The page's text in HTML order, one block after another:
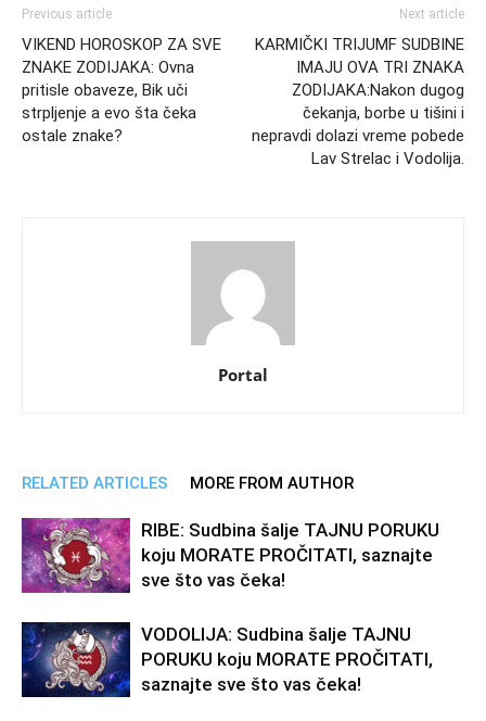
Previous article
VIKEND HOROSKOP ZA SVE
ZNAKE ZODIJAKA: Ovna
pritisle obaveze, Bik uči
strpljenje a evo šta čeka
ostale znake?
Next article
KARMIČKI TRIJUMF SUDBINE
IMAJU OVA TRI ZNAKA
ZODIJAKA:Nakon dugog
čekanja, borbe u tišini i
nepravdi dolazi vreme pobede
Lav Strelac i Vodolija.
Portal
RELATED ARTICLES MORE FROM AUTHOR
RIBE: Sudbina šalje TAJNU PORUKU
koju MORATE PROČITATI, saznajte
sve što vas čeka!
VODOLIJA: Sudbina šalje TAJNU
PORUKU koju MORATE PROČITATI,
saznajte sve što vas čeka!